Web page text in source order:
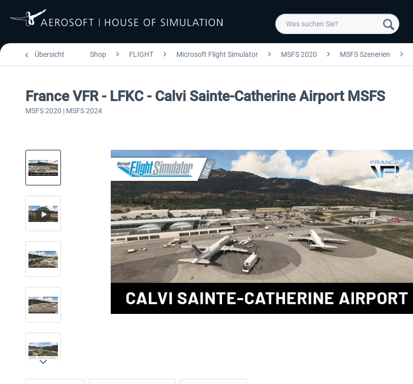
Übersicht Shop FLIGHT Microsoft Flight Simulator MSFS 2020 MSFS Szenerien
France VFR - LFKC - Calvi Sainte-Catherine Airport MSFS
MSFS 2020 | MSFS 2024